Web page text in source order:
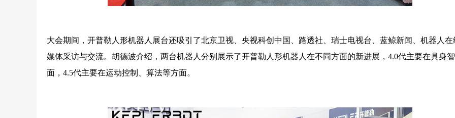
大会期间，开普勒人形机器人展台还吸引了北京卫视、央视科创中国、路透社、瑞士电视台、蓝鲸新闻、机器人在
媒体采访与交流。胡德波介绍，两台机器人分别展示了开普勒人形机器人在不同方面的新进展，4.0代主要在具身
面，4.5代主要在运动控制、算法等方面。